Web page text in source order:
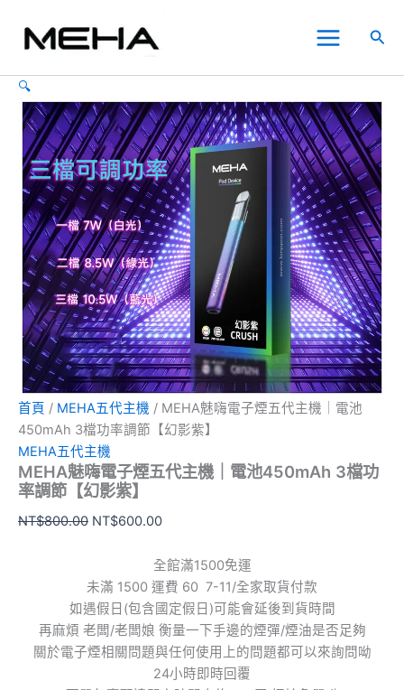
要
Menu
搜
特價
🔍
首頁 / MEHA五代主機 / MEHA魅嗨電子煙五代主機｜電池
450mAh 3檔功率調節【幻影紫】
MEHA五代主機
MEHA魅嗨電子煙五代主機｜電池450mAh 3檔功
率調節【幻影紫】
NT$800.00
始
價
格：
NT$600.00
格：
全館滿1500免運
未滿 1500 運費 60 7-11/全家取貨付款
如遇假日(包含國定假日)可能會延後到貨時間
再麻煩 老闆/老闆娘 衡量一下手邊的煙彈/煙油是否足夠
關於電子煙相關問題與任何使用上的問題都可以來詢問呦
24小時即時回覆
魅
子
煙
五
代
主
機
｜
電
池
450mAh
3
檔
功
率
調
節
【幻
影
紫】
數
特價
特價
始
價
格：
格：
有
種
款
式。
可
在
產
品
頁
面
選
擇
選
項
特價
特價
始
價
格：
格：
有
種
款
式。
可
在
產
品
頁
面
選
擇
選
項
特價
特價
始
價
格：
格：
有
種
款
式。
可
在
產
品
頁
面
選
擇
選
項